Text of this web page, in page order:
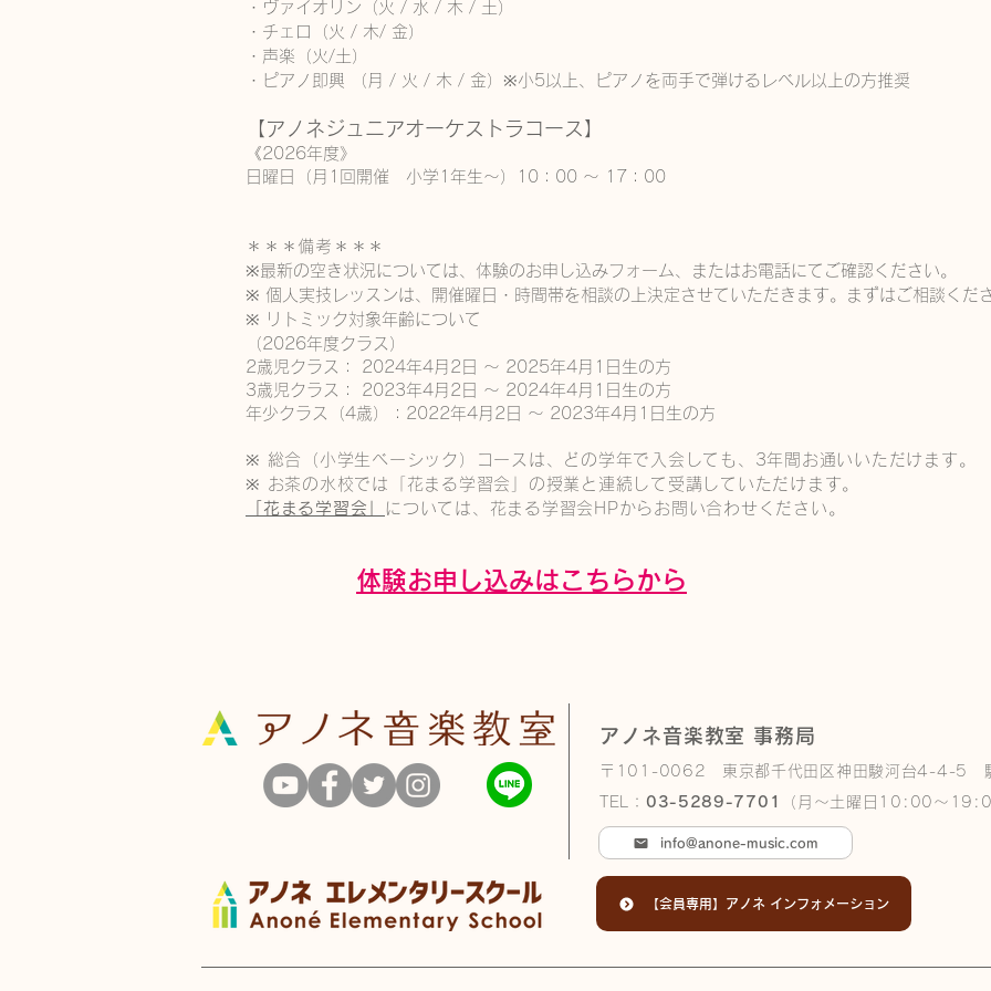
・ヴァイオリン（火 / 水 / 木 / 土）
・チェロ（火 / 木/ 金）
​・声楽（火/土）
・ピアノ即興 （月 / 火 / 木 / 金）※小5以上、ピアノを両手で弾けるレベル以上の方推奨
【アノネジュニアオーケストラコース】
《2026年度》
日曜日（月1回開催 小学1年生～）10：00 ～ 17：00
＊＊＊備考＊＊＊
※最新の空き状況については、体験のお申し込みフォーム、またはお電話にてご確認ください。
※ 個人実技レッスンは、開催曜日・時間帯を相談の上決定させていただきます。まずはご相談くだ
※ リトミック対象年齢について
（2026年度クラス）
2歳児クラス： 2024年4月2日 〜 2025年4月1日生の方
3歳児クラス： 2023年4月2日 〜 2024年4月1日生の方
年少クラス（4歳）：2022年4月2日 〜 2023年4月1日生の方
※ 総合（小学生ベーシック）コースは、どの学年で入会しても、3年間お通いいただけます。
※ お茶の水校では「花まる学習会」の授業と連続して受講していただけます。
「花まる学習会」 については、花まる学習会HPからお問い合わせください。
体験お申し込みはこちらから
アノネ音楽教室 事務局
〒101-0062 東京都千代田区神田駿河台4-4-5
TEL： 03-5289-7701 （月～土曜日10:00～
info@anone-music.com
【会員専用】アノネ インフォメーション